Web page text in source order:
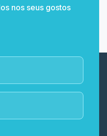
nos seus gostos